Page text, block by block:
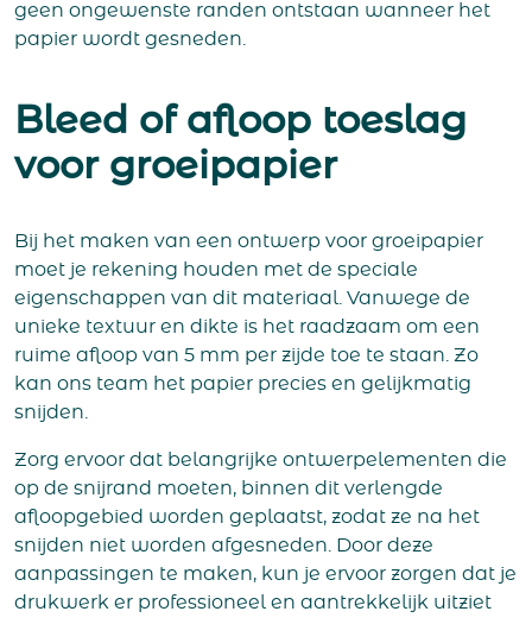
geen ongewenste randen ontstaan wanneer het
papier wordt gesneden.
Bleed of afloop toeslag
voor groeipapier
Bij het maken van een ontwerp voor groeipapier
moet je rekening houden met de speciale
eigenschappen van dit materiaal. Vanwege de
unieke textuur en dikte is het raadzaam om een
ruime afloop van 5 mm per zijde toe te staan. Zo
kan ons team het papier precies en gelijkmatig
snijden.
Zorg ervoor dat belangrijke ontwerpelementen die
op de snijrand moeten, binnen dit verlengde
afloopgebied worden geplaatst, zodat ze na het
snijden niet worden afgesneden. Door deze
aanpassingen te maken, kun je ervoor zorgen dat je
drukwerk er professioneel en aantrekkelijk uitziet